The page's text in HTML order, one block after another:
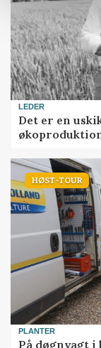
LEDER
Det er en
HØST-TOUR
PLANTER
På døgnvagt i